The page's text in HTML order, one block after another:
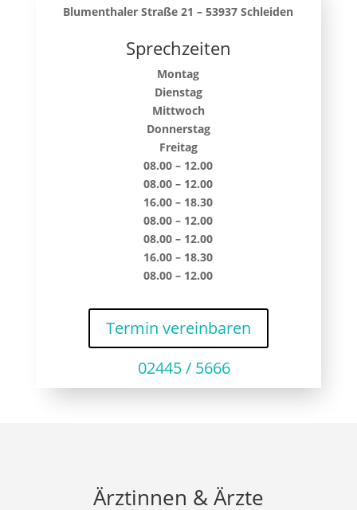
Blumenthaler Straße 21 – 53937 Schleiden
Sprechzeiten
Montag
Dienstag
Mittwoch
Donnerstag
Freitag
08.00 – 12.00
08.00 – 12.00
16.00 – 18.30
08.00 – 12.00
08.00 – 12.00
16.00 – 18.30
08.00 – 12.00
Termin vereinbaren
02445 / 5666
Ärztinnen & Ärzte